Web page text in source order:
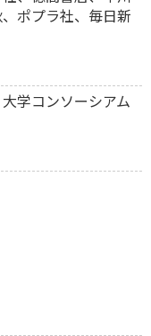
ポプラ社、毎日新
学コンソーシアム